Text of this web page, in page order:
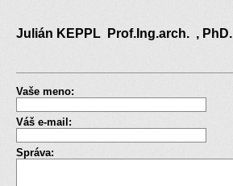
Julián KEPPL Prof.Ing.arch. , PhD.
Vaše meno:
Váš e-mail:
Správa: